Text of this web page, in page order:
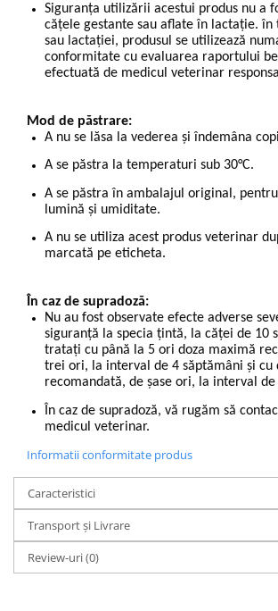
Siguranța utilizării acestui produs nu a
cățele gestante sau aflate în lactație.
sau lactației, produsul se utilizează
conformitate cu evaluarea raportului
efectuată de medicul veterinar
Mod de păstrare:
A nu se lăsa la vederea și îndemâna
A se păstra la temperaturi sub 30°C.
A se păstra în ambalajul original,
lumină și umiditate.
A nu se utiliza acest produs veterinar
marcată pe eticheta.
În caz de supradoză:
Nu au fost observate efecte adverse
siguranță la specia țintă, la căței de 10
tratați cu până la 5 ori doza maximă
trei ori, la interval de 4 săptămâni și cu
recomandată, de șase ori, la interval
În caz de supradoză, vă rugăm să
medicul veterinar.
Informatii conformitate produs
Caracteristici
Transport și Livrare
Review-uri(0)